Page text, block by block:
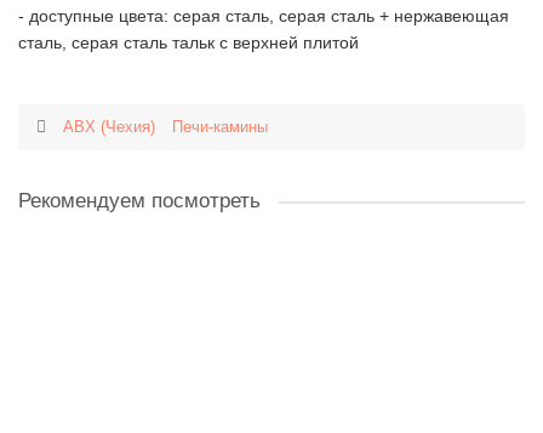
- доступные цвета: серая сталь, серая сталь + нержавеющая
сталь, серая сталь тальк с верхней плитой
ABX (Чехия) Печи-камины
Рекомендуем посмотреть